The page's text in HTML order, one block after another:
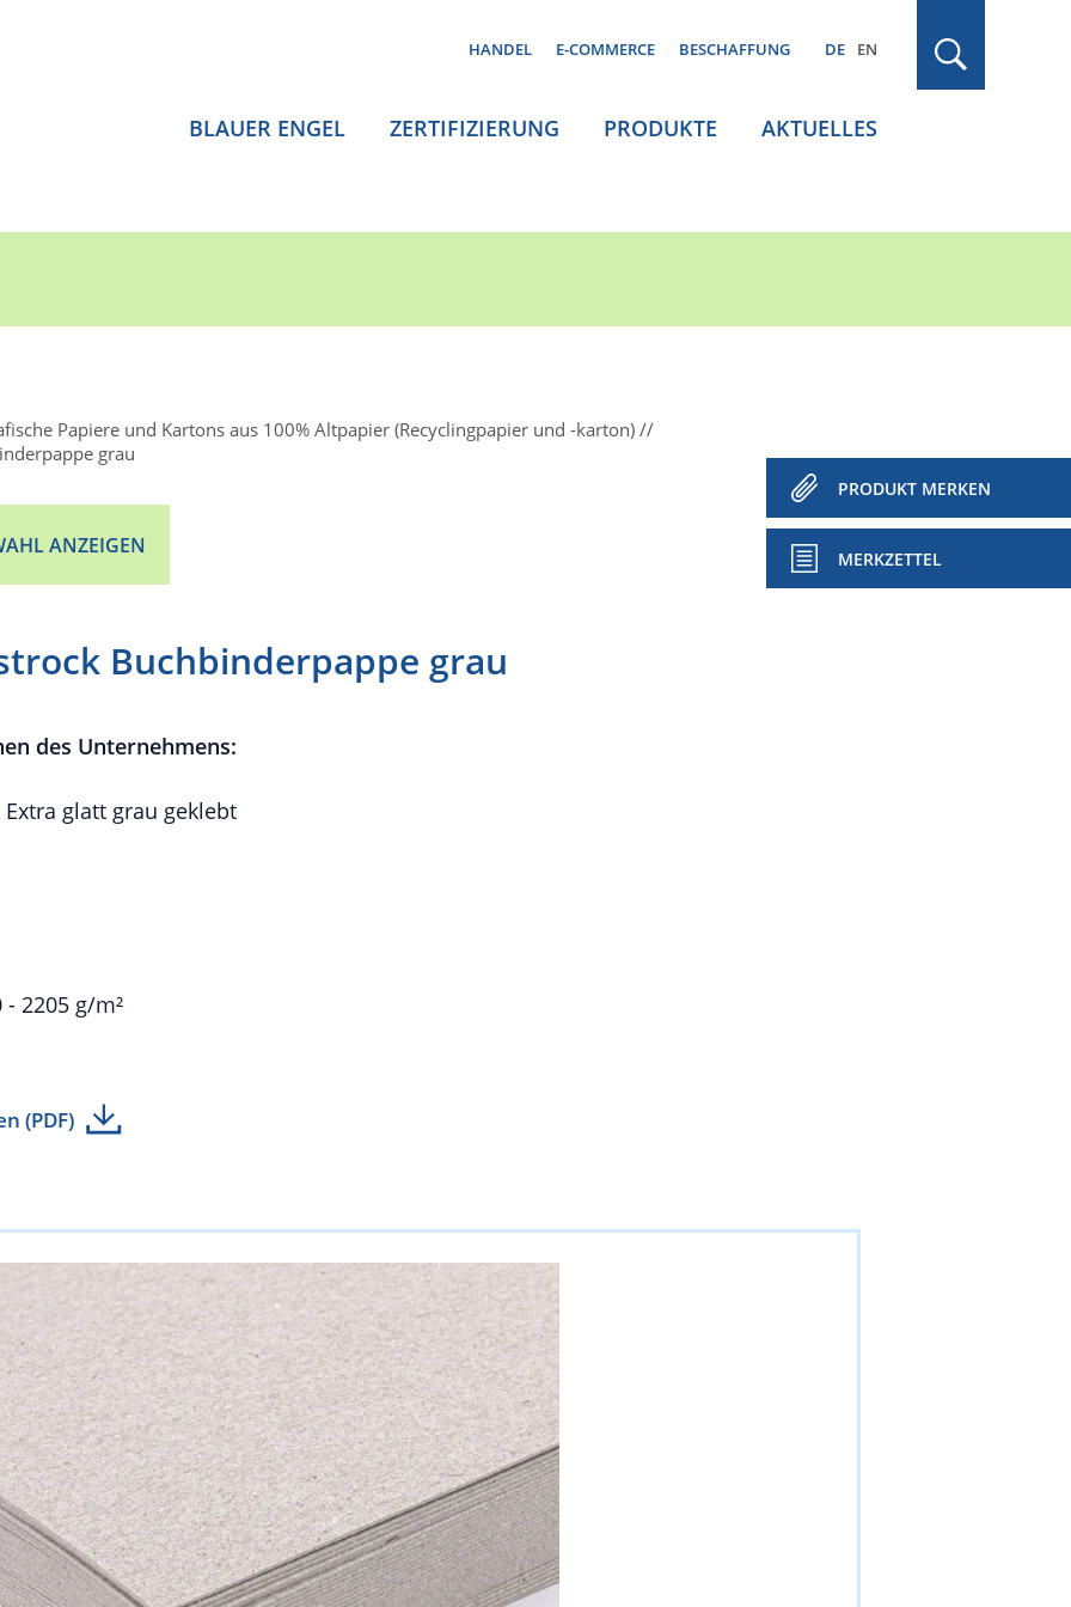
HANDEL E-COMMERCE BESCHAFFUNG DE EN
BLAUER ENGEL ZERTIFIZIERUNG PRODUKTE AKTUELLES
Papiere und Kartons aus 100% Altpapier (Recyclingpapier und -karton)
grau
ANZEIGEN
PRODUKT MERKEN
MERKZETTEL
Buchbinderpappe grau
des Unternehmens:
Extra glatt grau geklebt
2205 g/m²
(PDF)